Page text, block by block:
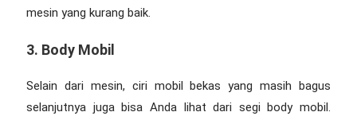
mesin yang kurang baik.
3. Body Mobil
Selain dari mesin, ciri mobil bekas yang masih bagus
selanjutnya juga bisa Anda lihat dari segi body mobil.